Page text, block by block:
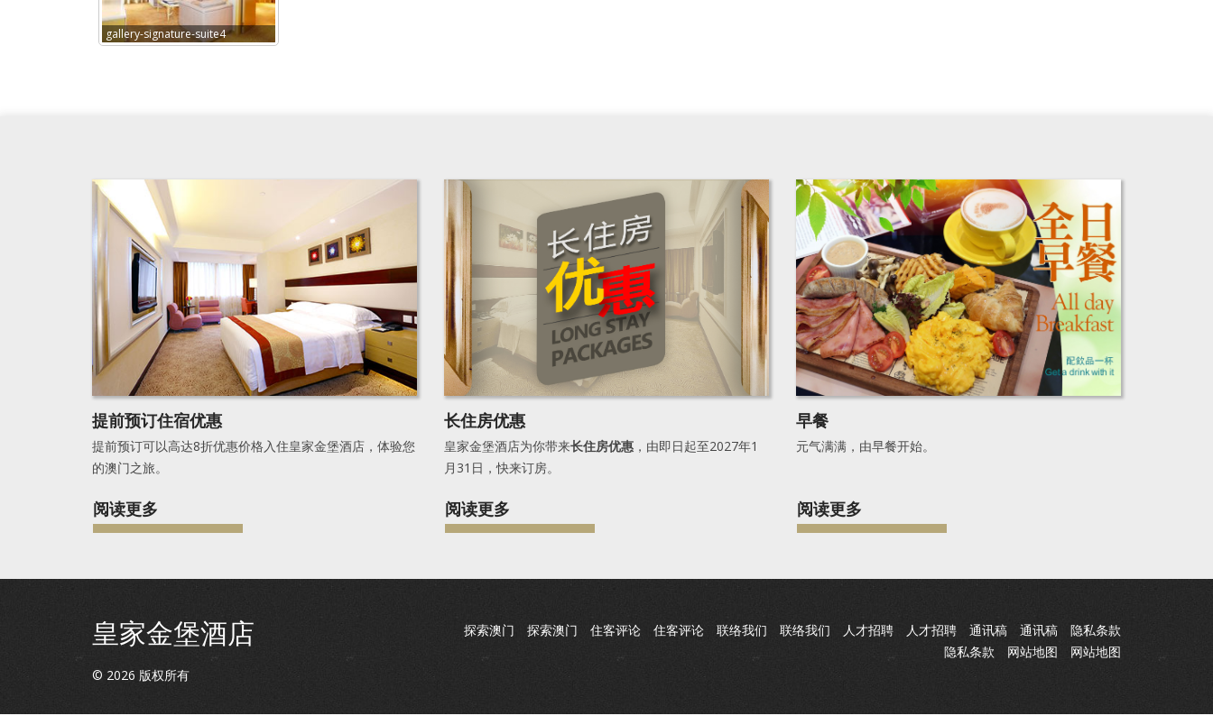
gallery-signature-suite4
提前预订住宿优惠 长住房优惠 早餐
提前预订可以高达8折优惠价格入住皇家金堡酒店，体验您
的澳门之旅。
皇家金堡酒店为你带来长住房优惠 ，由即日起至2027年1
月31日，快来订房。
元气满满，由早餐开始。
阅读更多 阅读更多 阅读更多
皇家金堡酒店
© 2026 版权所有
探索澳门 探索澳门 住客评论 住客评论 联络我们 联络我们 人才招聘 人才招聘 通讯稿 通讯稿
隐私条款
隐私条款
网站地图 网站地图